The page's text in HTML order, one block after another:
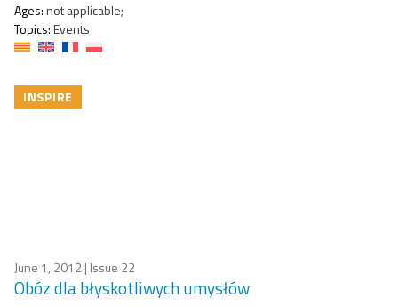
Ages:not applicable;
Topics:Events
INSPIRE
June 1, 2012| Issue 22
Obóz dla błyskotliwych umysłów